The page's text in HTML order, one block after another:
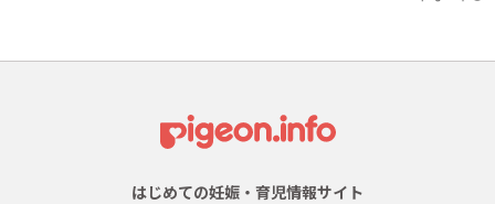
はじめての妊娠・育児情報サイト